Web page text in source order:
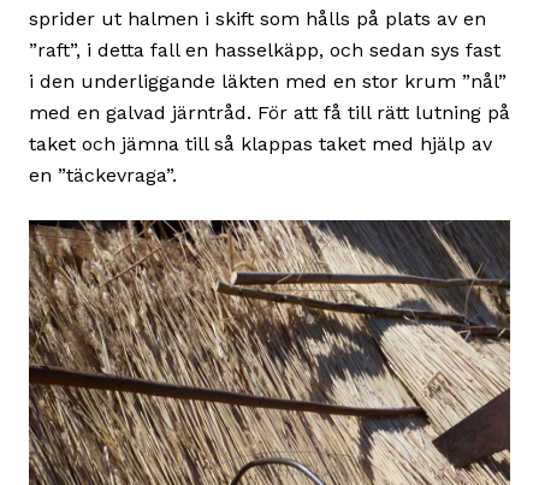
sprider ut halmen i skift som hålls på plats av en
”raft”, i detta fall en hasselkäpp, och sedan sys fast
i den underliggande läkten med en stor krum ”nål”
med en galvad järntråd. För att få till rätt lutning på
taket och jämna till så klappas taket med hjälp av
en ”täckevraga”.